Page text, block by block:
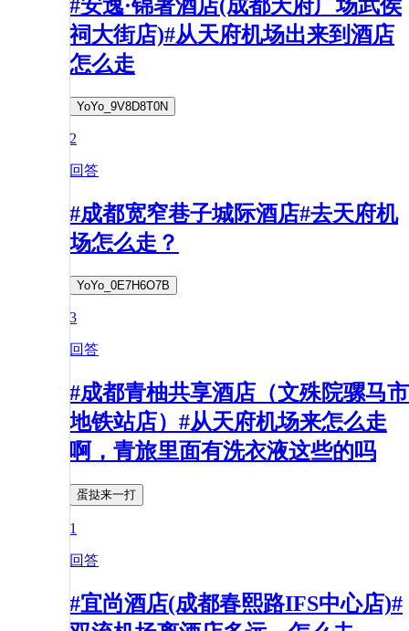
#安逸·锦著酒店(成都天府广场武侯
祠大街店)#从天府机场出来到酒店
怎么走
YoYo_9V8D8T0N
2
回答
#成都宽窄巷子城际酒店#去天府机
场怎么走？
YoYo_0E7H6O7B
3
回答
#成都青柚共享酒店（文殊院骡马市
地铁站店）#从天府机场来怎么走
啊，青旅里面有洗衣液这些的吗
蛋挞来一打
1
回答
#宜尚酒店(成都春熙路IFS中心店)#